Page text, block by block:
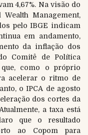
4,67%. Na visão do
Management,
pelo IBGE indicam
em andamento,
da inflação dos
Comitê de Política
que, como o próprio
acelerar o ritmo de
o IPCA de agosto
dos cortes da
a taxa está
que o resultado
ao Copom para